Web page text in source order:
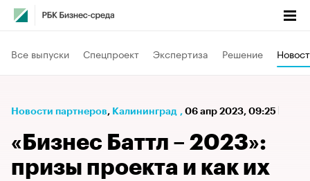
Все выпуски Спецпроект Экспертиза Решение
Новости партнеров⁠, Калининград , 06 апр 2023, 09:25
«Бизнес Баттл – 2023»:
призы проекта и как их